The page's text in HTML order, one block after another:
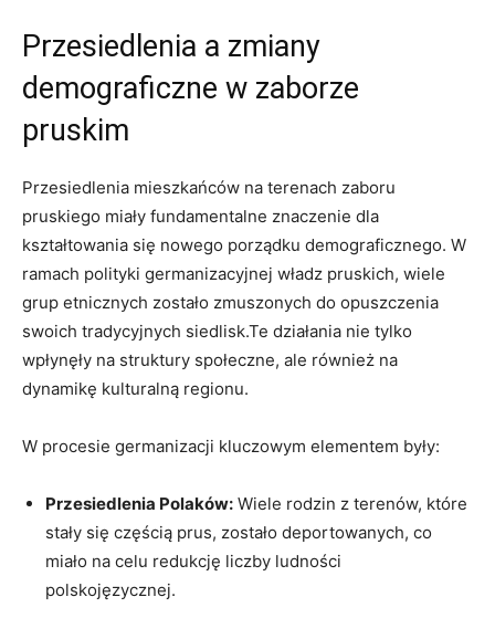
Przesiedlenia a ⁤zmiany
demograficzne w zaborze
pruskim
Przesiedlenia mieszkańców na terenach zaboru
pruskiego miały⁢ fundamentalne znaczenie dla
kształtowania ⁢się nowego porządku demograficznego. W
ramach polityki ⁣germanizacyjnej władz pruskich, wiele
grup etnicznych zostało zmuszonych do opuszczenia
swoich tradycyjnych siedlisk.Te działania nie tylko
wpłynęły na struktury społeczne, ale również na
dynamikę kulturalną regionu.
W procesie germanizacji kluczowym elementem były:
Przesiedlenia Polaków: Wiele rodzin‍ z terenów, które
stały się częścią prus, zostało deportowanych, co
miało na celu redukcję liczby ludności ​
polskojęzycznej.